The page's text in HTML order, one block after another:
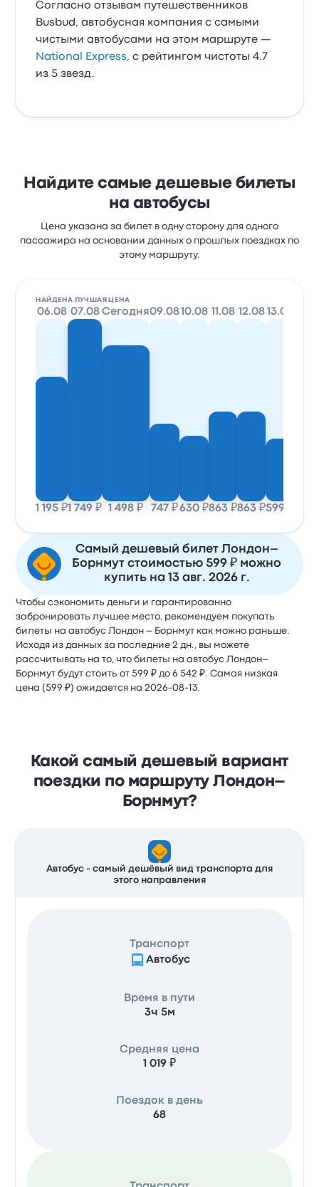
Согласно отзывам путешественников
Busbud, автобусная компания с самыми
чистыми автобусами на этом маршруте —
National Express, с рейтингом чистоты 4.7
из 5 звезд.
Найдите самые дешевые билеты
на автобусы
Цена указана за билет в одну сторону для одного
пассажира на основании данных о прошлых поездках по
этому маршруту.
НАЙДЕНА ЛУЧШАЯ ЦЕНА
06.08
1 195 ₽
07.08
1 749 ₽
Сегодня
1 498 ₽
09.08
747 ₽
10.08
630 ₽
11.08
863 ₽
12.08
863 ₽
13.08
599 ₽
Самый дешевый билет Лондон–
Борнмут стоимостью 599 ₽ можно
купить на 13 авг. 2026 г.
Чтобы сэкономить деньги и гарантированно
забронировать лучшее место, рекомендуем покупать
билеты на автобус Лондон – Борнмут как можно раньше.
Исходя из данных за последние 2 дн., вы можете
рассчитывать на то, что билеты на автобус Лондон–
Борнмут будут стоить от 599 ₽ до 6 542 ₽. Самая низкая
цена (599 ₽) ожидается на 2026-08-13.
Какой самый дешевый вариант
поездки по маршруту Лондон–
Борнмут?
Автобус - самый дешёвый вид транспорта для
этого направления
Транспорт
Автобус
Время в пути
3ч 5м
Средняя цена
1 019 ₽
Поездок в день
68